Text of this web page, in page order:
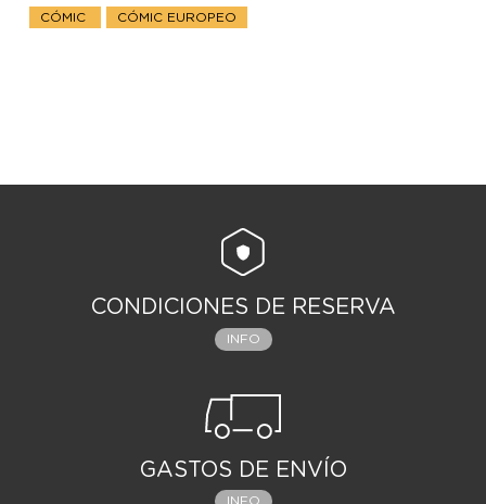
CÓMIC CÓMIC EUROPEO
CONDICIONES DE RESERVA
INFO
GASTOS DE ENVÍO
INFO